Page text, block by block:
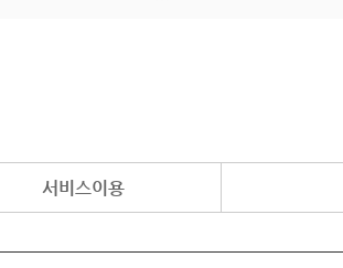
서비스이용